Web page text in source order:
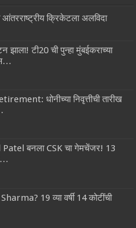
क्रिकेटला अलविदा
टी20 ची पुन्हा मुंबईकराच्या
धोनीच्या निवृत्तीची तारीख
Patel बनला CSK चा गेमचेंजर! 13
19 व्या वर्षी 14 कोटींची